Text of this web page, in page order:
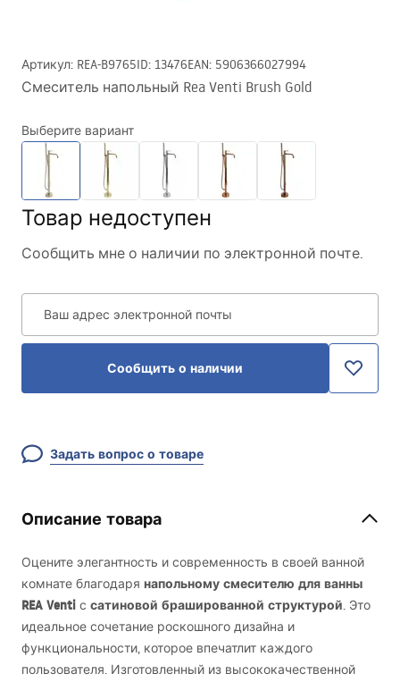
Артикул: REA-B9765ID: 13476EAN: 5906366027994
Смеситель напольный Rea Venti Brush Gold
Выберите вариант
Товар недоступен
Сообщить мне о наличии по электронной почте.
Ваш адрес электронной почты
Сообщить о наличии
Задать вопрос о товаре
Описание товара
Оцените элегантность и современность в своей ванной
комнате благодаря напольному смесителю для ванны
REA Venti с сатиновой брашированной структурой. Это
идеальное сочетание роскошного дизайна и
функциональности, которое впечатлит каждого
пользователя. Изготовленный из высококачественной